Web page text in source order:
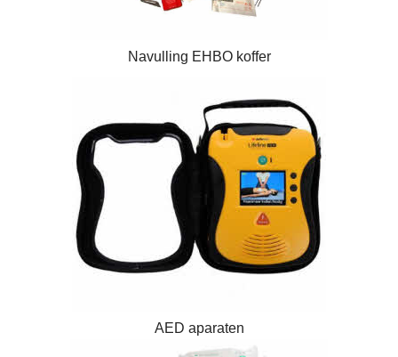
Navulling EHBO koffer
AED aparaten